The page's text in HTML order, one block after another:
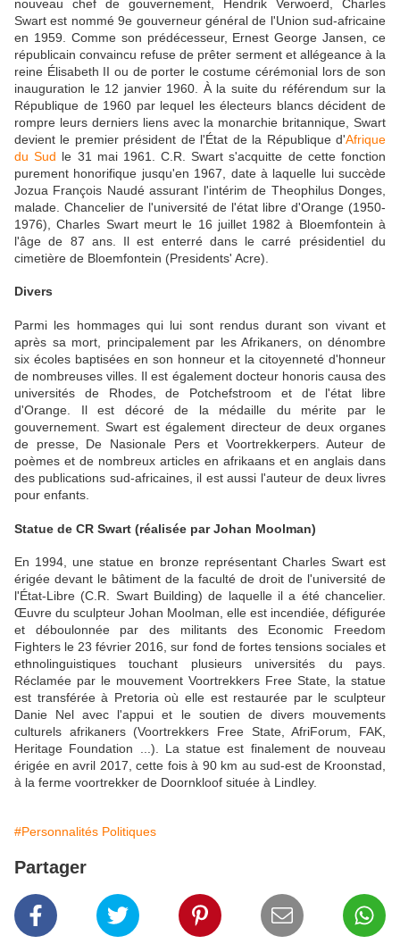
nouveau chef de gouvernement, Hendrik Verwoerd, Charles
Swart est nommé 9e gouverneur général de l'Union sud-africaine
en 1959. Comme son prédécesseur, Ernest George Jansen, ce
républicain convaincu refuse de prêter serment et allégeance à la
reine Élisabeth II ou de porter le costume cérémonial lors de son
inauguration le 12 janvier 1960. À la suite du référendum sur la
République de 1960 par lequel les électeurs blancs décident de
rompre leurs derniers liens avec la monarchie britannique, Swart
devient le premier président de l'État de la République d'Afrique
du Sud le 31 mai 1961. C.R. Swart s'acquitte de cette fonction
purement honorifique jusqu'en 1967, date à laquelle lui succède
Jozua François Naudé assurant l'intérim de Theophilus Donges,
malade. Chancelier de l'université de l'état libre d'Orange (1950-
1976), Charles Swart meurt le 16 juillet 1982 à Bloemfontein à
l'âge de 87 ans. Il est enterré dans le carré présidentiel du
cimetière de Bloemfontein (Presidents' Acre).
Divers
Parmi les hommages qui lui sont rendus durant son vivant et
après sa mort, principalement par les Afrikaners, on dénombre
six écoles baptisées en son honneur et la citoyenneté d'honneur
de nombreuses villes. Il est également docteur honoris causa des
universités de Rhodes, de Potchefstroom et de l'état libre
d'Orange. Il est décoré de la médaille du mérite par le
gouvernement. Swart est également directeur de deux organes
de presse, De Nasionale Pers et Voortrekkerpers. Auteur de
poèmes et de nombreux articles en afrikaans et en anglais dans
des publications sud-africaines, il est aussi l'auteur de deux livres
pour enfants.
Statue de CR Swart (réalisée par Johan Moolman)
En 1994, une statue en bronze représentant Charles Swart est
érigée devant le bâtiment de la faculté de droit de l'université de
l'État-Libre (C.R. Swart Building) de laquelle il a été chancelier.
Œuvre du sculpteur Johan Moolman, elle est incendiée, défigurée
et déboulonnée par des militants des Economic Freedom
Fighters le 23 février 2016, sur fond de fortes tensions sociales et
ethnolinguistiques touchant plusieurs universités du pays.
Réclamée par le mouvement Voortrekkers Free State, la statue
est transférée à Pretoria où elle est restaurée par le sculpteur
Danie Nel avec l'appui et le soutien de divers mouvements
culturels afrikaners (Voortrekkers Free State, AfriForum, FAK,
Heritage Foundation ...). La statue est finalement de nouveau
érigée en avril 2017, cette fois à 90 km au sud-est de Kroonstad,
à la ferme voortrekker de Doornkloof située à Lindley.
#Personnalités Politiques
Partager